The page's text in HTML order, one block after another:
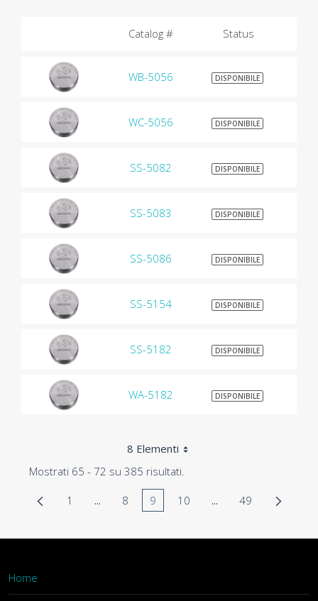
Catalog # Status
WB-5056 DISPONIBILE
WC-5056 DISPONIBILE
SS-5082 DISPONIBILE
SS-5083 DISPONIBILE
SS-5086 DISPONIBILE
SS-5154 DISPONIBILE
SS-5182 DISPONIBILE
WA-5182 DISPONIBILE
8 Elementi
Mostrati 65 - 72 su 385 risultati.
Pagina
1 ...Pagine intermedie Use TAB to navigate.
Pagina
8 Pagina
9 Pagina
10 ...Pagine intermedie
Pagina
49
Home